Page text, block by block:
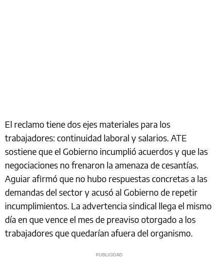
El reclamo tiene dos ejes materiales para los
trabajadores: continuidad laboral y salarios. ATE
sostiene que el Gobierno incumplió acuerdos y que las
negociaciones no frenaron la amenaza de cesantías.
Aguiar afirmó que no hubo respuestas concretas a las
demandas del sector y acusó al Gobierno de repetir
incumplimientos. La advertencia sindical llega el mismo
día en que vence el mes de preaviso otorgado a los
trabajadores que quedarían afuera del organismo.